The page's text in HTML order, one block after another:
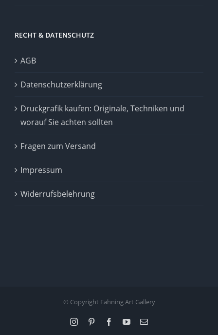
RECHT & DATENSCHUTZ
AGB
Datenschutzerklärung
Druckgrafik kaufen: Originale, Techniken und
worauf Sie achten sollten
Fragen zum Versand
Impressum
Widerrufsbelehrung
© Copyright Fahning Art Gallery
InstagramPinterestFacebookYouTubeEmail